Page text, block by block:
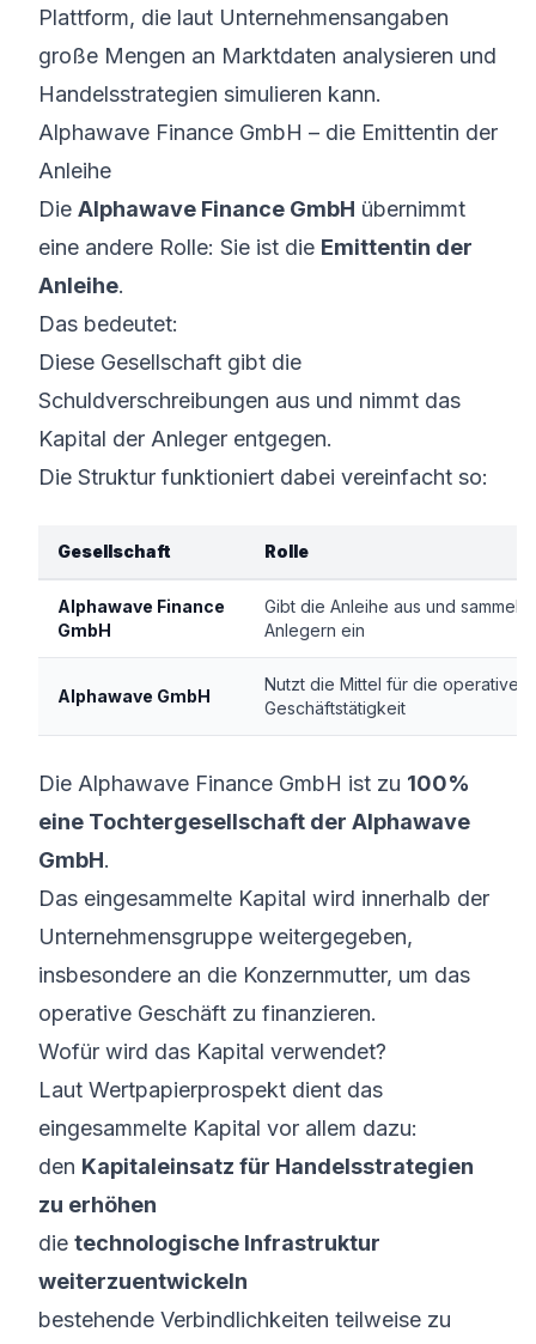
Plattform, die laut Unternehmensangaben
große Mengen an Marktdaten analysieren und
Handelsstrategien simulieren kann.
Alphawave Finance GmbH – die Emittentin der
Anleihe
Die Alphawave Finance GmbH übernimmt
eine andere Rolle: Sie ist die Emittentin der
Anleihe.
Das bedeutet:
Diese Gesellschaft gibt die
Schuldverschreibungen aus und nimmt das
Kapital der Anleger entgegen.
Die Struktur funktioniert dabei vereinfacht so:
Gesellschaft Rolle
Alphawave Finance
GmbH
Gibt die Anleihe aus und sammelt
Anlegern ein
Alphawave GmbH
Nutzt die Mittel für die operative
Geschäftstätigkeit
Die Alphawave Finance GmbH ist zu 100%
eine Tochtergesellschaft der Alphawave
GmbH.
Das eingesammelte Kapital wird innerhalb der
Unternehmensgruppe weitergegeben,
insbesondere an die Konzernmutter, um das
operative Geschäft zu finanzieren.
Wofür wird das Kapital verwendet?
Laut Wertpapierprospekt dient das
eingesammelte Kapital vor allem dazu:
den Kapitaleinsatz für Handelsstrategien
zu erhöhen
die technologische Infrastruktur
weiterzuentwickeln
bestehende Verbindlichkeiten teilweise zu